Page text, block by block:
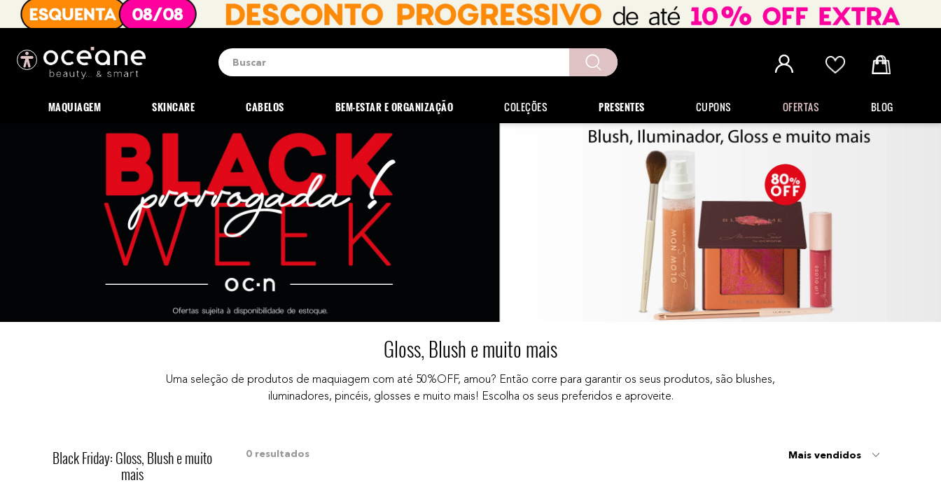
Buscar
MAQUIAGEM SKINCARE CABELOS BEM-ESTAR E ORGANIZAÇÃO COLEÇÕES PRESENTES CUPONS OFERTAS BLOG
Gloss, Blush e muito mais
Uma seleção de produtos de maquiagem com até 50%OFF, amou? Então corre para garantir os seus produtos, são blushes,
iluminadores, pincéis, glosses e muito mais! Escolha os seus preferidos e aproveite.
Black Friday: Gloss, Blush e muito
mais
0 Mais vendidos
Termos mais buscados
4 º
mini
5º
contorno
6º
necessaire
7º
iluminador
8º
9º
paleta
10º bronzer